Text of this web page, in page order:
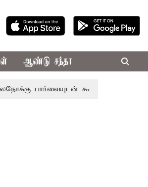
ஆண்டு சந்தா
பார்வையுடன் கூடிய வேளாண்